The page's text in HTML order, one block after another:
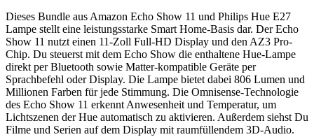
Dieses Bundle aus Amazon Echo Show 11 und Philips Hue E27
Lampe stellt eine leistungsstarke Smart Home-Basis dar. Der Echo
Show 11 nutzt einen 11-Zoll Full-HD Display und den AZ3 Pro-
Chip. Du steuerst mit dem Echo Show die enthaltene Hue-Lampe
direkt per Bluetooth sowie Matter-kompatible Geräte per
Sprachbefehl oder Display. Die Lampe bietet dabei 806 Lumen und
Millionen Farben für jede Stimmung. Die Omnisense-Technologie
des Echo Show 11 erkennt Anwesenheit und Temperatur, um
Lichtszenen der Hue automatisch zu aktivieren. Außerdem siehst Du
Filme und Serien auf dem Display mit raumfüllendem 3D-Audio.